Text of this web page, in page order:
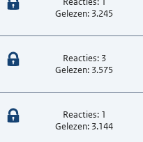
Gelezen: 3.245
Reacties: 3
Gelezen: 3.575
Reacties: 1
Gelezen: 3.144